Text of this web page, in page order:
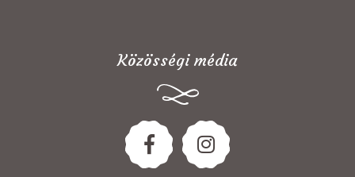
Közösségi média